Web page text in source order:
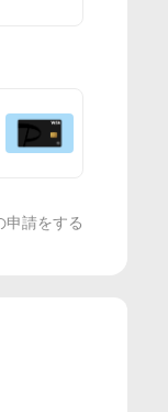
申請をする